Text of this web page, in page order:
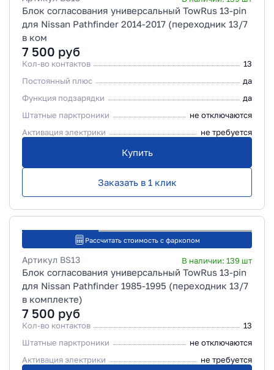
Блок согласования универсальный TowRus 13-pin
для Nissan Pathfinder 2014-2017 (переходник 13/7
в ком
7 500 руб
Кол-во контактов
13
Постоянный плюс
да
Функция подзарядки
да
Штатные парктроники
не отключаются
Активация электрики
не требуется
Купить
Заказать в 1 клик
Рассчитать стоимость с фаркопом
Артикул BS13 В наличии: 139 шт
Блок согласования универсальный TowRus 13-pin
для Nissan Pathfinder 1985-1995 (переходник 13/7
в комплекте)
7 500 руб
Кол-во контактов
13
Штатные парктроники
не отключаются
Активация электрики
не требуется